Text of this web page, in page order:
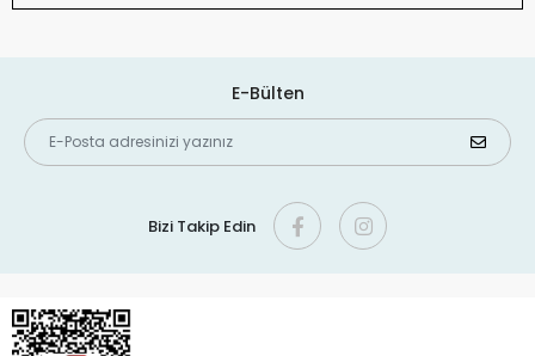
E-Bülten
Bizi Takip Edin